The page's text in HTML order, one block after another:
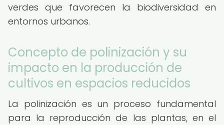
verdes que favorecen la biodiversidad en
entornos urbanos.
Concepto de polinización y su
impacto en la producción de
cultivos en espacios reducidos
La polinización es un proceso fundamental
para la reproducción de las plantas, en el